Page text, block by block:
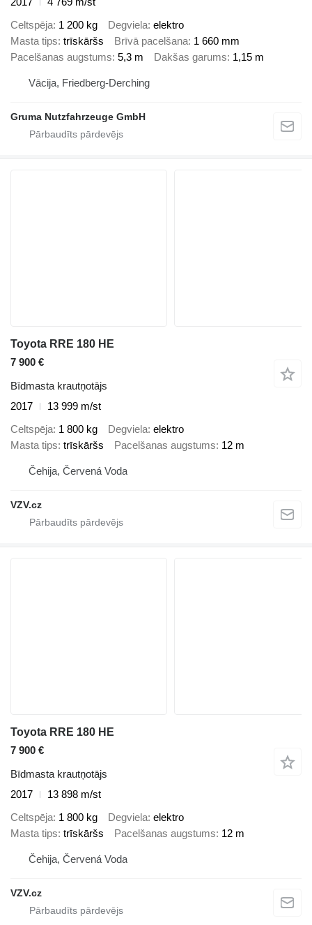
Celtspēja 1 200 kg Degviela elektro
Masta tips trīskāršs Brīvā pacelšana 1 660 mm
Pacelšanas augstums 5,3 m Dakšas garums 1,15 m
Vācija, Friedberg-Derching
Gruma Nutzfahrzeuge GmbH
Toyota RRE 180 HE
7 900 €
Bīdmasta krautņotājs
2017
13 999 m/st
Celtspēja 1 800 kg Degviela elektro
Masta tips trīskāršs Pacelšanas augstums 12 m
Čehija, Červená Voda
VZV.cz
Toyota RRE 180 HE
7 900 €
Bīdmasta krautņotājs
2017
13 898 m/st
Celtspēja 1 800 kg Degviela elektro
Masta tips trīskāršs Pacelšanas augstums 12 m
Čehija, Červená Voda
VZV.cz